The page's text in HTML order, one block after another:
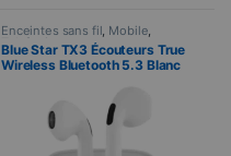
Enceintes sans fil Mobile
Telefonie
Blue Star TX3 Écouteurs True
Wireless Bluetooth 5.3 Blanc